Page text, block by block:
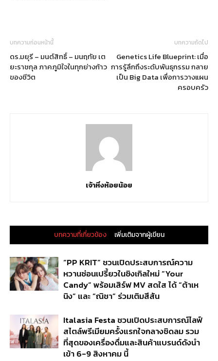
บทความก่อนหน้านี้
ดร.มยุรี – มนต์สิทธิ์ – มนฤทัย เต
ยะราชกุล ภาคภูมิใจในทุกย่างก้าว
ของชีวิต
บทความถัดไป
Genetics Life Blueprint: เมื่อ
การรู้ลึกถึงระดับพันธุกรรม กลาย
เป็น Big Data เพื่อการวางแผน
ครอบครัว
เจ้าหิ่งห้อยน้อย
บทความที่เกี่ยวข้อง เพิ่มเติมจากผู้เขียน
“PP KRIT” ชวนเปิดประสบการณ์ความ
หวานซ่อนเปรี้ยวในซิงเกิลใหม่ “Your
Candy” พร้อมเสิร์ฟ MV สดใส ได้ “ต้าเห
นิง” และ “ณิชา” ร่วมเติมสีสัน
Italasia Festa ชวนเปิดประสบการณ์ไลฟ์
สไตล์พรีเมียมครั้งแรกใจกลางชิดลม รวม
ที่สุดของเครื่องดื่มและสินค้าแบรนด์ดังนำ
เข้า 6-9 สิงหาคม นี้